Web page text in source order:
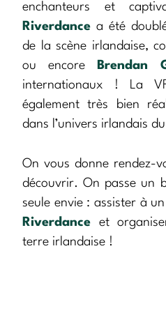
enchanteurs et
Riverdance a été
de la scène irlandaise,
ou encore
Brendan
internationaux ! La
également très bien
dans l’univers irlandais du
On vous donne rendez-
découvrir. On passe un
seule envie : assister à
Riverdance et
terre irlandaise !